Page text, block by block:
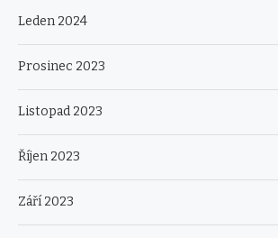
Leden 2024
Prosinec 2023
Listopad 2023
Říjen 2023
Září 2023